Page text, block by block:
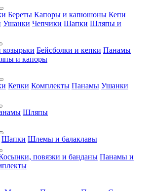
Береты Капоры и капюшоны Кепи
Ушанки Чепчики Шапки Шляпы и
Бейсболки и кепки Панамы
и капоры
Кепки Комплекты Панамы Ушанки
Шляпы
Шапки Шлемы и балаклавы
повязки и банданы Панамы и